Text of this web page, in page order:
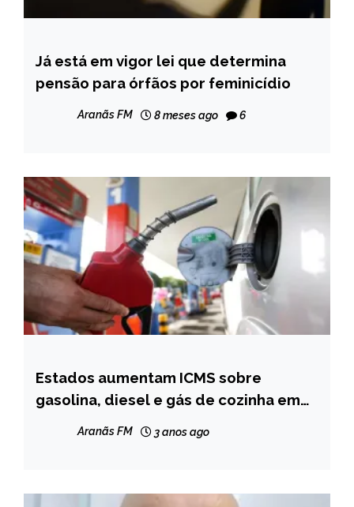
BRASIL
NOTÍCIAS
Já está em vigor lei que determina
pensão para órfãos por feminicídio
Aranãs FM 8 meses ago 6
BRASIL
NOTÍCIAS
Estados aumentam ICMS sobre
gasolina, diesel e gás de cozinha em
Aranãs FM 3 anos ago